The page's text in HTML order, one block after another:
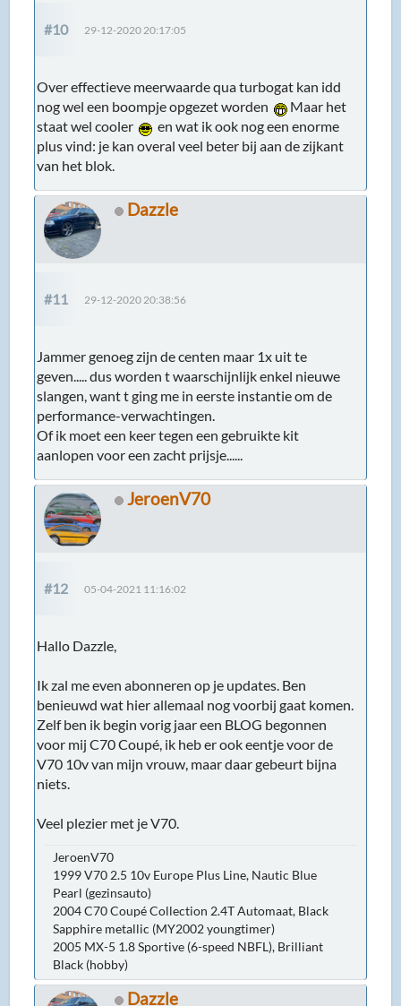
#10 29-12-2020 20:17:05
Over effectieve meerwaarde qua turbogat kan idd
nog wel een boompje opgezet worden
Maar het
staat wel cooler
en wat ik ook nog een enorme
plus vind: je kan overal veel beter bij aan de zijkant
van het blok.
Dazzle
#11 29-12-2020 20:38:56
Jammer genoeg zijn de centen maar 1x uit te
geven..... dus worden t waarschijnlijk enkel nieuwe
slangen, want t ging me in eerste instantie om de
performance-verwachtingen.
Of ik moet een keer tegen een gebruikte kit
aanlopen voor een zacht prijsje......
JeroenV70
#12 05-04-2021 11:16:02
Hallo Dazzle,
Ik zal me even abonneren op je updates. Ben
benieuwd wat hier allemaal nog voorbij gaat komen.
Zelf ben ik begin vorig jaar een BLOG begonnen
voor mij C70 Coupé, ik heb er ook eentje voor de
V70 10v van mijn vrouw, maar daar gebeurt bijna
niets.
Veel plezier met je V70.
JeroenV70
1999 V70 2.5 10v Europe Plus Line, Nautic Blue
Pearl (gezinsauto)
2004 C70 Coupé Collection 2.4T Automaat, Black
Sapphire metallic (MY2002 youngtimer)
2005 MX-5 1.8 Sportive (6-speed NBFL), Brilliant
Black (hobby)
Dazzle